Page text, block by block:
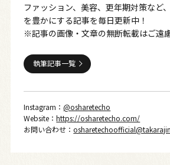
ファッション、美容、更年期対策など
を豊かにする記事を毎日更新中！
※記事の画像・文章の無断転載はご遠
執筆記事一覧
Instagram：@osharetecho
Website：https://osharetecho.com/
お問い合わせ：